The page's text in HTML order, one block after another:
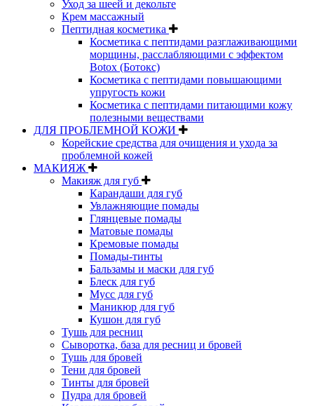
Уход за шеей и декольте
Крем массажный
Пептидная косметика
Косметика с пептидами разглаживающими
морщины, расслабляющими с эффектом
Botox (Ботокс)
Косметика с пептидами повышающими
упругость кожи
Косметика с пептидами питающими кожу
полезными веществами
ДЛЯ ПРОБЛЕМНОЙ КОЖИ
Корейские средства для очищения и ухода за
проблемной кожей
МАКИЯЖ
Макияж для губ
Карандаши для губ
Увлажняющие помады
Глянцевые помады
Матовые помады
Кремовые помады
Помады-тинты
Бальзамы и маски для губ
Блеск для губ
Мусс для губ
Маникюр для губ
Кушон для губ
Тушь для ресниц
Сыворотка, база для ресниц и бровей
Тушь для бровей
Тени для бровей
Тинты для бровей
Пудра для бровей